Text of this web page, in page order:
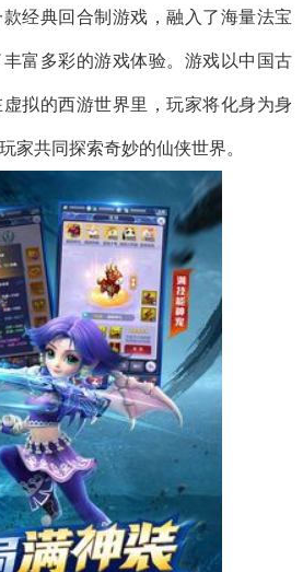
经典回合制游戏，融入了海量法宝
富多彩的游戏体验。游戏以中国古
拟的西游世界里，玩家将化身为身
家共同探索奇妙的仙侠世界。